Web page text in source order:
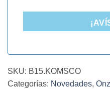
SKU: B15.KOMSCO
Categorías: Novedades,